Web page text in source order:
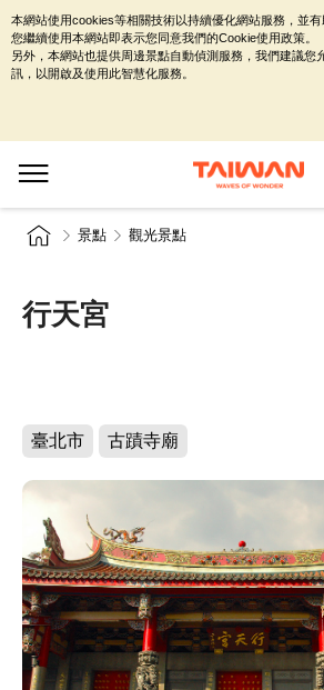
景點 觀光景點
行天宮
臺北市 古蹟寺廟
本網站使用cookies等相關技術以持續優化網站服務，並
您繼續使用本網站即表示您同意我們的Cookie使用政策。
另外，本網站也提供周邊景點自動偵測服務，我們建議您
訊，以開啟及使用此智慧化服務。